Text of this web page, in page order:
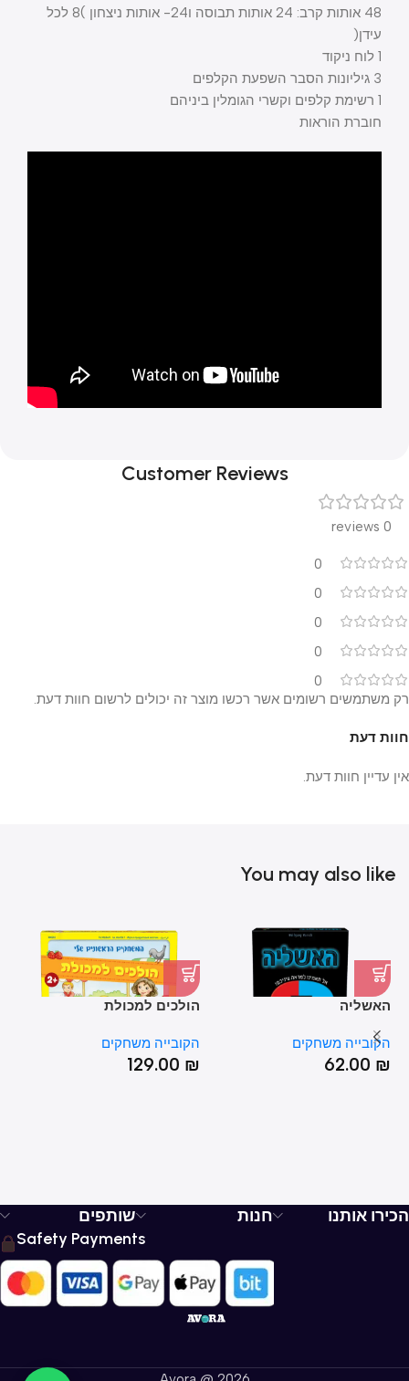
48 אותות קרב: 24 אותות תבוסה ו24- אותות ניצחון )8 לכל
עידן(
1 לוח ניקוד
3 גיליונות הסבר השפעת הקלפים
1 רשימת קלפים וקשרי הגומלין ביניהם
חוברת הוראות
Customer Reviews
0 reviews
0
0
0
0
0
חוות דעת
אין עדיין חוות דעת.
רק משתמשים רשומים אשר רכשו מוצר זה יכולים לרשום חוות דעת.
You may also like
האשליה
הקובייה משחקים
62.00 ₪
הולכים למכולת
הקובייה משחקים
129.00 ₪
הכירו אותנו חנות
שותפים
Safety Payments